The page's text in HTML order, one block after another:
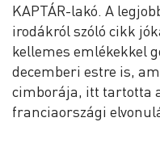
KAPTÁR-lakó. A
irodákról szóló cikk
kellemes emlékekkel
decemberi estre is,
cimborája, itt tartotta
franciaországi